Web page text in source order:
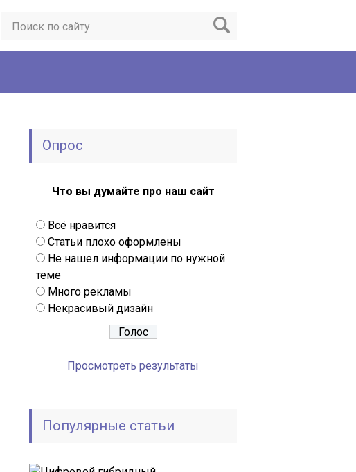
Опрос
Что вы думайте про наш сайт
Всё нравится
Статьи плохо оформлены
Не нашел информации по нужной
теме
Много рекламы
Некрасивый дизайн
Просмотреть результаты
Популярные статьи